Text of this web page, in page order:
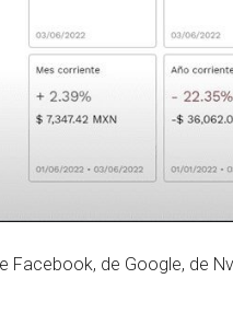
Facebook, de Google, de